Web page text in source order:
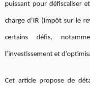
puissant pour défiscaliser
charge d’IR (impôt sur le
certains défis,
l’investissement et
Cet article propose de